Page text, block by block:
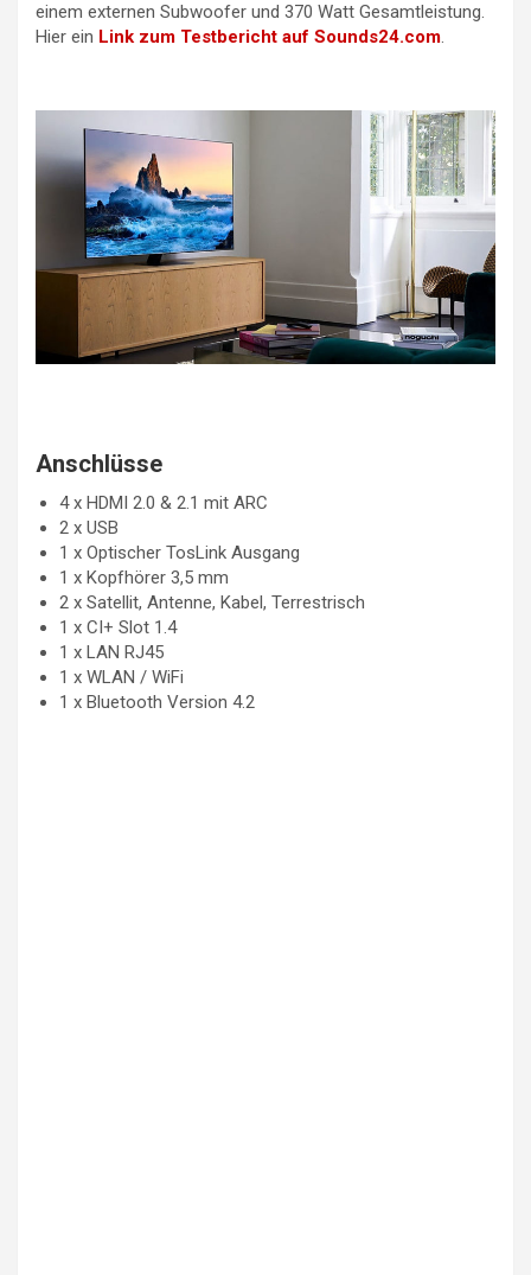
einem externen Subwoofer und 370 Watt Gesamtleistung.
Hier ein Link zum Testbericht auf Sounds24.com.
Anschlüsse
4 x HDMI 2.0 & 2.1 mit ARC
2 x USB
1 x Optischer TosLink Ausgang
1 x Kopfhörer 3,5 mm
2 x Satellit, Antenne, Kabel, Terrestrisch
1 x CI+ Slot 1.4
1 x LAN RJ45
1 x WLAN / WiFi
1 x Bluetooth Version 4.2